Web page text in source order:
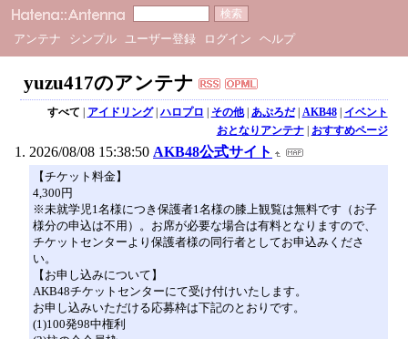
アンテナ シンプル ユーザー登録 ログイン ヘルプ
yuzu417のアンテナ
すべて | アイドリング|ハロプロ | その他| あぷろだ| AKB48| イベント
おとなりアンテナ| おすすめページ
2026/08/08 15:38:50 AKB48公式サイト
【チケット料金】
4,300円
※未就学児1名様につき保護者1名様の膝上観覧は無料です（お子
様分の申込は不用）。お席が必要な場合は有料となりますので、
チケットセンターより保護者様の同行者としてお申込みくださ
い。
【お申し込みについて】
AKB48チケットセンターにて受け付けいたします。
お申し込みいただける応募枠は下記のとおりです。
(1)100発98中権利